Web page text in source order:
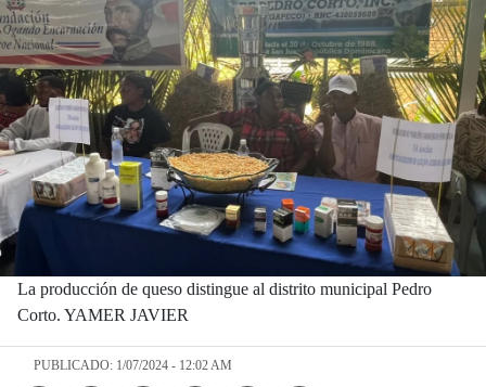
La producción de queso distingue al distrito municipal Pedro
Corto. YAMER JAVIER
PUBLICADO: 1/07/2024 - 12:02 AM